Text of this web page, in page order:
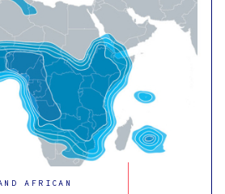
AFRICAN